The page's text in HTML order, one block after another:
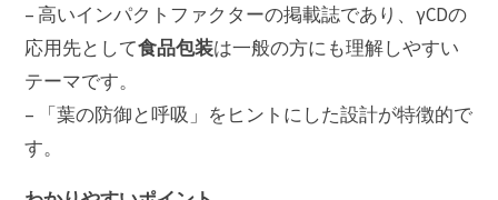
– 高いインパクトファクターの掲載誌であり、γCDの
応用先として食品包装は一般の方にも理解しやすい
テーマです。
– 「葉の防御と呼吸」をヒントにした設計が特徴的で
す。